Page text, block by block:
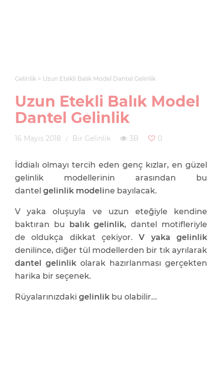
Gelinlik Uzun Etekli Balık Model Dantel Gelinlik
Uzun Etekli Balık Model
Dantel Gelinlik
16 Mayıs 2018 Bir Gelinlik 3B 0
İddialı olmayı tercih eden genç kızlar, en güzel
gelinlik modellerinin arasından bu
dantel gelinlik modeline bayılacak.
V yaka oluşuyla ve uzun eteğiyle kendine
baktıran bu balık gelinlik, dantel motifleriyle
de oldukça dikkat çekiyor.V yaka gelinlik
denilince, diğer tül modellerden bir tık ayrılarak
dantel gelinlik olarak hazırlanması gerçekten
harika bir seçenek.
Rüyalarınızdaki gelinlik bu olabilir...